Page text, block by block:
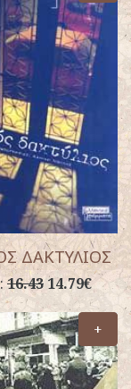
ΔΑΚΤΥΛΙΟΣ
16.43 14.79€
+